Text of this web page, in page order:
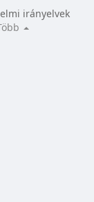
irányelvek